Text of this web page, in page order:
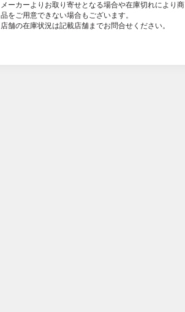
メーカーよりお取り寄せとなる場合や在庫切れにより商
品をご用意できない場合もございます。
店舗の在庫状況は記載店舗までお問合せください。